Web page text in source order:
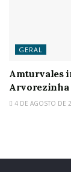
GERAL
Amturvales
Arvorezinha
4 DE AGOSTO DE